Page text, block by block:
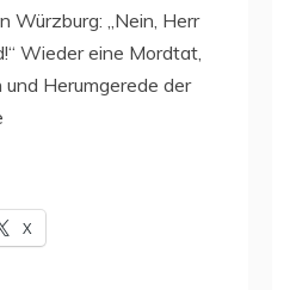
Würzburg: „Nein, Herr
Wieder eine Mordtat,
Herumgerede der
X